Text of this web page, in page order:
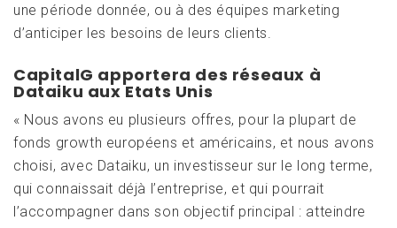
une période donnée, ou à des équipes marketing
d’anticiper les besoins de leurs clients.
CapitalG apportera des réseaux à
Dataiku aux Etats Unis
« Nous avons eu plusieurs offres, pour la plupart de
fonds growth européens et américains, et nous avons
choisi, avec Dataiku, un investisseur sur le long terme,
qui connaissait déjà l’entreprise, et qui pourrait
l’accompagner dans son objectif principal : atteindre